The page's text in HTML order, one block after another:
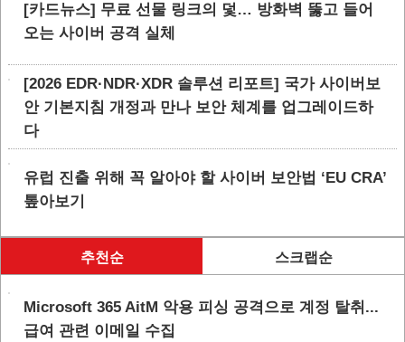
[카드뉴스] 무료 선물 링크의 덫… 방화벽 뚫고 들어
오는 사이버 공격 실체
[2026 EDR·NDR·XDR 솔루션 리포트] 국가 사이버보
안 기본지침 개정과 만나 보안 체계를 업그레이드하
다
유럽 진출 위해 꼭 알아야 할 사이버 보안법 ‘EU CRA’
톺아보기
추천순 스크랩순
Microsoft 365 AitM 악용 피싱 공격으로 계정 탈취...
급여 관련 이메일 수집